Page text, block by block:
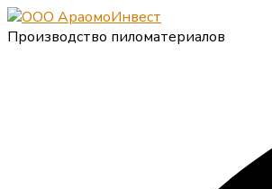
Производство пиломатериалов